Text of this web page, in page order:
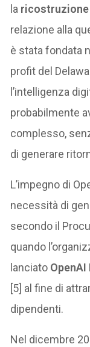
la
relazione alla
è stata fondata
profit del
l’intelligenza
probabilmente
complesso,
di generare
L’impegno di
necessità di
secondo il
quando
lanciato OpenAI
[5] al fine di
dipendenti.
Nel dicembre